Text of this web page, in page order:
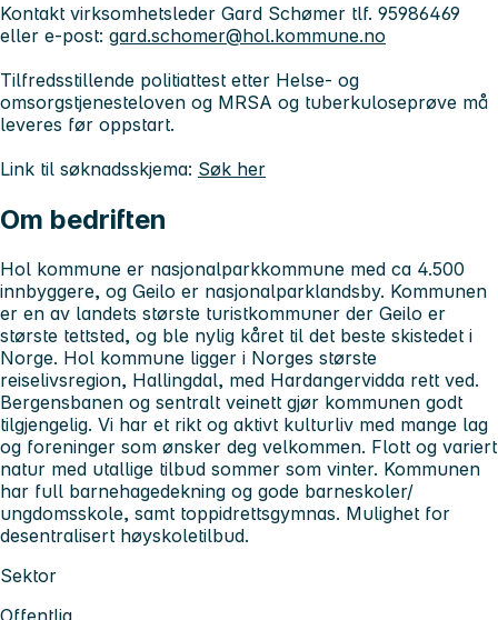
Kontakt virksomhetsleder Gard Schømer tlf. 95986469
eller e-post: gard.schomer@hol.kommune.no
Tilfredsstillende politiattest etter Helse- og
omsorgstjenesteloven og MRSA og tuberkuloseprøve må
leveres før oppstart.
Link til søknadsskjema: Søk her
Om bedriften
Hol kommune er nasjonalparkkommune med ca 4.500
innbyggere, og Geilo er nasjonalparklandsby. Kommunen
er en av landets største turistkommuner der Geilo er
største tettsted, og ble nylig kåret til det beste skistedet i
Norge. Hol kommune ligger i Norges største
reiselivsregion, Hallingdal, med Hardangervidda rett ved.
Bergensbanen og sentralt veinett gjør kommunen godt
tilgjengelig. Vi har et rikt og aktivt kulturliv med mange lag
og foreninger som ønsker deg velkommen. Flott og variert
natur med utallige tilbud sommer som vinter. Kommunen
har full barnehagedekning og gode barneskoler/
ungdomsskole, samt toppidrettsgymnas. Mulighet for
desentralisert høyskoletilbud.
Sektor
Offentlig